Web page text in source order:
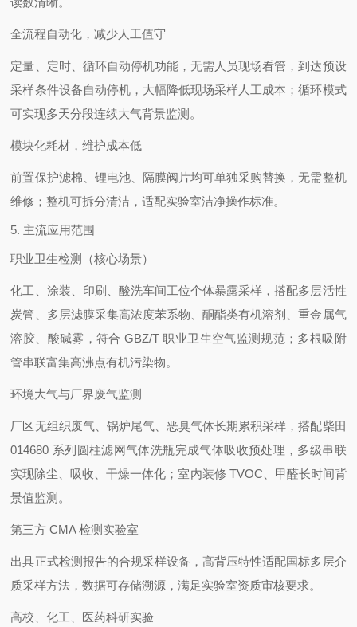
全流程自动化，减少人工值守
定量、定时、循环自动停机功能，无需人员现场看管，到达预设
采样条件设备自动停机，大幅降低现场采样人工成本；循环模式
可实现多天分段连续大气背景监测。
模块化耗材，维护成本低
前置保护滤棉、锂电池、隔膜阀片均可单独采购替换，无需整机
维修；整机可拆分清洁，适配实验室洁净操作标准。
5. 主流应用范围
职业卫生检测（核心场景）
化工、涂装、印刷、酸洗车间工位个体暴露采样，搭配多层活性
炭管、多层滤膜采集高浓度苯系物、酮酯类有机溶剂、重金属气
溶胶、酸碱雾，符合 GBZ/T 职业卫生空气监测规范；多根吸附
管串联富集高沸点有机污染物。
环境大气与厂界废气监测
厂区无组织废气、锅炉尾气、恶臭气体长期累积采样，搭配柴田
014680 系列圆柱滤网气体洗瓶完成气体吸收预处理，多级串联
实现除尘、吸收、干燥一体化；室内装修 TVOC、甲醛长时间背
景值监测。
第三方 CMA 检测实验室
出具正式检测报告的合规采样设备，高背压特性适配国标多层介
质采样方法，数据可存储溯源，满足实验室资质审核要求。
高校、化工、医药科研实验